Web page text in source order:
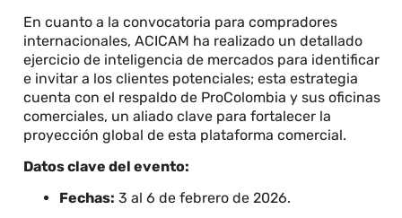
En cuanto a la convocatoria para compradores
internacionales, ACICAM ha realizado un detallado
ejercicio de inteligencia de mercados para identificar
e invitar a los clientes potenciales; esta estrategia
cuenta con el respaldo de ProColombia y sus oficinas
comerciales, un aliado clave para fortalecer la
proyección global de esta plataforma comercial.
Datos clave del evento:
Fechas: 3 al 6 de febrero de 2026.